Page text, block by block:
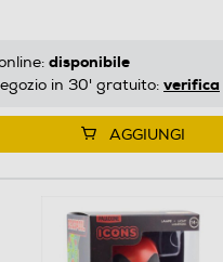
disponibile
in 30' gratuito: verifica
AGGIUNGI